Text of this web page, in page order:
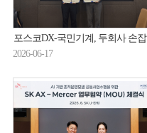
포스코DX-국민기계, 두회사 손잡고 '스마트 제철소' 구현 가속화
2026-06-17